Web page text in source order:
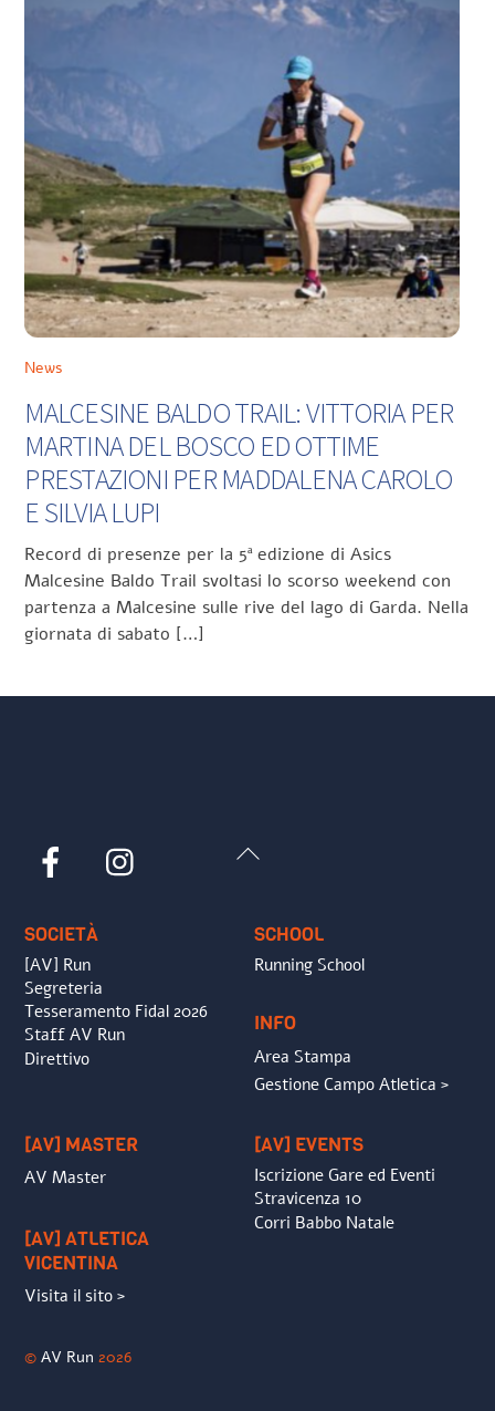
News
MALCESINE BALDO TRAIL: VITTORIA PER
MARTINA DEL BOSCO ED OTTIME
PRESTAZIONI PER MADDALENA CAROLO
E SILVIA LUPI
Record di presenze per la 5ª edizione di Asics
Malcesine Baldo Trail svoltasi lo scorso weekend con
partenza a Malcesine sulle rive del lago di Garda. Nella
giornata di sabato […]
Back
Facebook
SOCIETÀ
[AV] Run
Segreteria
Tesseramento Fidal 2026
Staff AV Run
Direttivo
SCHOOL
Running School
INFO
Area Stampa
Gestione Campo Atletica >
[AV] MASTER
AV Master
[AV] ATLETICA
VICENTINA
Visita il sito >
[AV] EVENTS
Iscrizione Gare ed Eventi
Stravicenza 10
Corri Babbo Natale
©AV Run 2026